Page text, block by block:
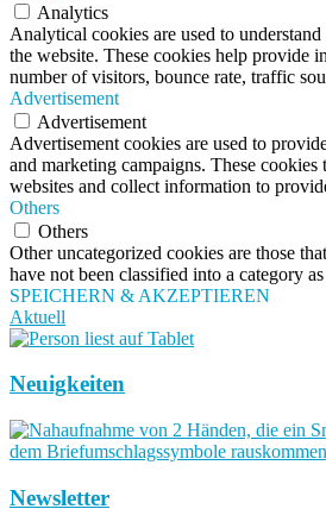
Analytics
Analytical cookies are used to
the website. These cookies help provide
number of visitors, bounce rate, traffic
Advertisement
Advertisement
Advertisement cookies are used to
and marketing campaigns. These cookies
websites and collect information to
Others
Others
Other uncategorized cookies are those
have not been classified into a category
SPEICHERN & AKZEPTIEREN
Aktuell
Neuigkeiten
Newsletter